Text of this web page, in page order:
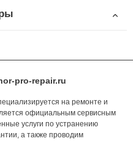
pro-repair.ru
на ремонте и
официальным сервисным
услуги по устранению
а также проводим